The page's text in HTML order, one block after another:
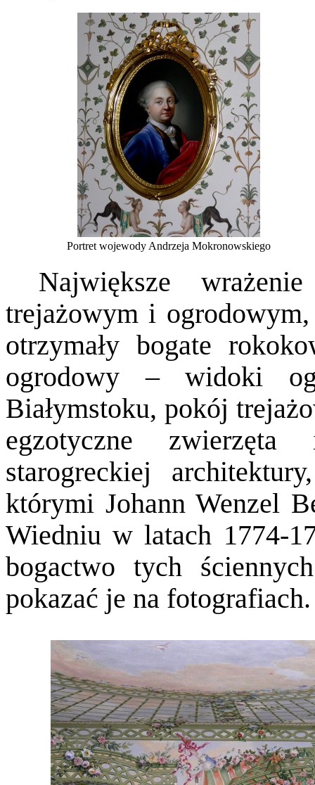
Portret wojewody Andrzeja Mokronowskiego
Największe
trejażowym i
otrzymały bogate
ogrodowy – widoki
Białymstoku, pokój
egzotyczne
starogreckiej
którymi Johann Wenzel
Wiedniu w latach 1774-
bogactwo tych
pokazać je na fotografiach.